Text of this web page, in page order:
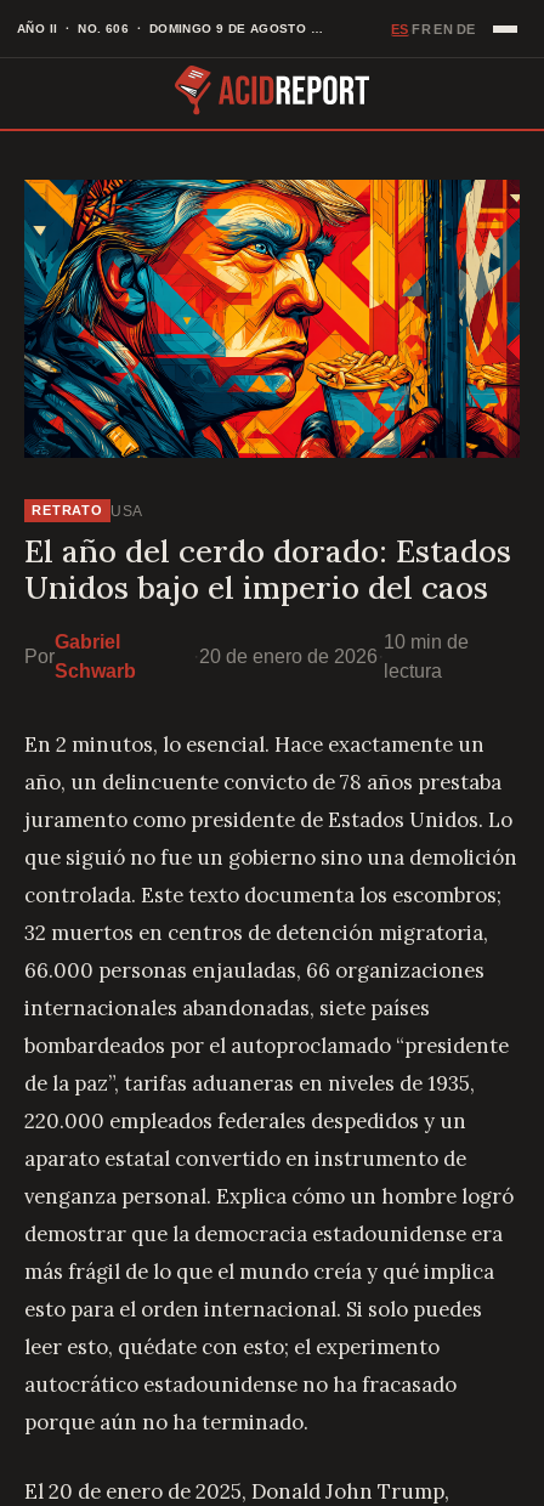
ES FREN DE
RETRATO USA
El año del cerdo dorado: Estados
Unidos bajo el imperio del caos
Por
Gabriel
Schwarb
·20 de enero de 2026·
10 min de
lectura
En 2 minutos, lo esencial. Hace exactamente un
año, un delincuente convicto de 78 años prestaba
juramento como presidente de Estados Unidos. Lo
que siguió no fue un gobierno sino una demolición
controlada. Este texto documenta los escombros;
32 muertos en centros de detención migratoria,
66.000 personas enjauladas, 66 organizaciones
internacionales abandonadas, siete países
bombardeados por el autoproclamado “presidente
de la paz”, tarifas aduaneras en niveles de 1935,
220.000 empleados federales despedidos y un
aparato estatal convertido en instrumento de
venganza personal. Explica cómo un hombre logró
demostrar que la democracia estadounidense era
más frágil de lo que el mundo creía y qué implica
esto para el orden internacional. Si solo puedes
leer esto, quédate con esto; el experimento
autocrático estadounidense no ha fracasado
porque aún no ha terminado.
El 20 de enero de 2025, Donald John Trump,